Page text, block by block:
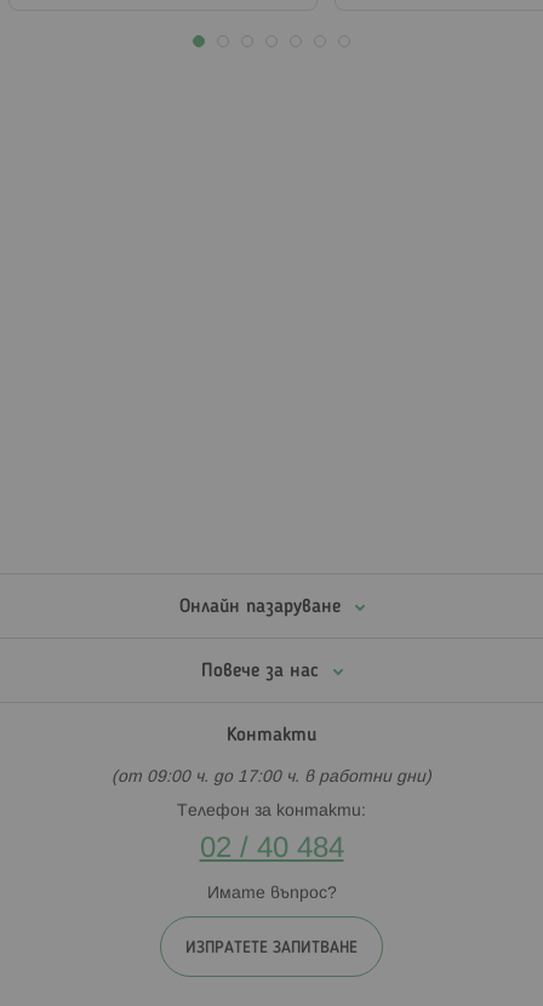
Онлайн пазаруване
Повече за нас
Контакти
(от 09:00 ч. до 17:00 ч. в работни дни)
Телефон за контакти:
02 / 40 484
Имате въпрос?
ИЗПРАТЕТЕ ЗАПИТВАНЕ